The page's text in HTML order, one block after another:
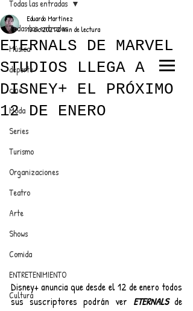
ANUNCIATE CON NOSOTROS
PARA MÁS INFORMACIÓN:
dinamicaseltrendytop@gmail.com
EL TRENDY TOP
CON EDDY MARTINEZ
Todas las entradas
Música
deporte
cine
Moda
Series
Turismo
Organizaciones
Teatro
Arte
Shows
Comida
ENTRETENIMIENTO
Cultura
Todas las entradas
ETERNALS DE MARVEL
STUDIOS LLEGA A
DISNEY+ EL PRÓXIMO
12 DE ENERO
Eduardo Martínez
13 dic 20212 min de lectura
Disney+ anuncia que desde el 12 de enero todos
sus suscriptores podrán ver ETERNALS de